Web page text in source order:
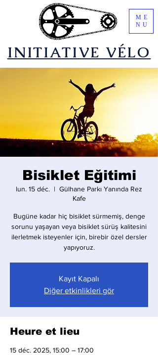
​INITIATIVE VÉLO
ME
NU
Bisiklet Eğitimi
lun. 15 déc.
  |
Gülhane Parkı Yanında Rez
Kafe
Bugüne kadar hiç bisiklet sürmemiş, denge
sorunu yaşayan veya bisiklet sürüş kalitesini
ilerletmek isteyenler için, birebir özel dersler
yapıyoruz.
Kayıt Kapalı
Diğer etkinlikleri gör
Heure et lieu
15 déc. 2025, 15:00 – 17:00